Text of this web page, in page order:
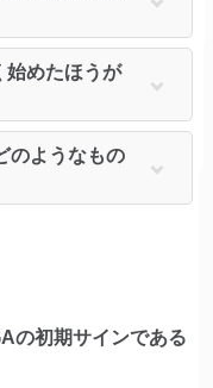
始めたほうが
のようなもの
の初期サインである